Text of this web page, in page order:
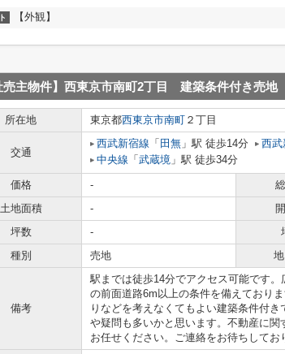
【外観】
売主物件】西東京市南町2丁目 建築条件付き売
所在地 東京都西東京市南町 ２丁目
交通
西武新宿線 「 田無 」駅 徒歩14分 西武
中央線 「 武蔵境 」駅 徒歩34分
価格 -
土地面積
-
坪数
-
種別
売地
備考
駅までは徒歩14分でアクセス可能です
の前面道路6m以上の条件を備えており
りなどを考えなくてもよい建築条件付
や疑問も多いかと思います。不動産に
お任せください。ご連絡をお待ちしてお